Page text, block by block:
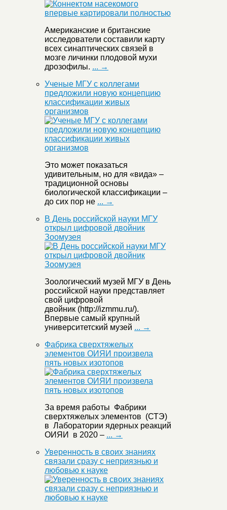
Американские и британские
исследователи составили карту
всех синаптических связей в
мозге личинки плодовой мухи
дрозофилы. ... →
Ученые МГУ с коллегами
предложили новую концепцию
классификации живых
организмов
Это может показаться
удивительным, но для «вида» –
традиционной основы
биологической классификации –
до сих пор не ... →
В День российской науки МГУ
открыл цифровой двойник
Зоомузея
Зоологический музей МГУ в День
российской науки представляет
свой цифровой
двойник (http://izmmu.ru/).
Впервые самый крупный
университетский музей ... →
Фабрика сверхтяжелых
элементов ОИЯИ произвела
пять новых изотопов
За время работы Фабрики
сверхтяжелых элементов (СТЭ)
в Лаборатории ядерных реакций
ОИЯИ в 2020 – ... →
Уверенность в своих знаниях
связали сразу с неприязнью и
любовью к науке